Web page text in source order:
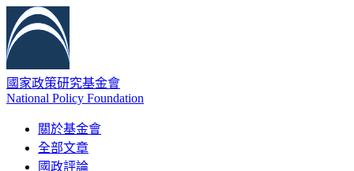
國家政策研究基金會
National Policy Foundation
關於基金會
全部文章
國政評論